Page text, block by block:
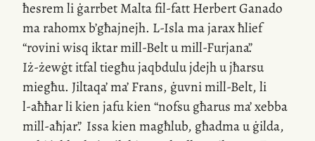
ħesrem li ġarrbet Maltafil-fattHerbert Ganado
ma rahomx b’għajnejh. L-Islama jarax ħlief
“rovini wisq iktarmill-Beltumill-Furjana”
.
Iż-żewġtitfal tiegħu jaqbdulu jdejh u jħarsu
miegħu. Jiltaqa’ ma’ Frans, ġuvnimill-Belt, li
l-aħħarli kien jafu kien “nofsu għarus ma’ xebba
mill-aħjar”
. Issa kien magħlub, għadma u ġilda,